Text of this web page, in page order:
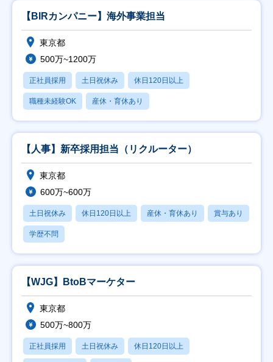
【BIRカンパニー】海外事業担当
東京都
500万~1200万
正社員採用 土日祝休み 休日120日以上
職種未経験OK 産休・育休あり
【人事】新卒採用担当（リクルーター）
東京都
600万~600万
土日祝休み 休日120日以上 産休・育休あり 賞与あり
学歴不問
【WJG】BtoBマーケター
東京都
500万~800万
正社員採用 土日祝休み 休日120日以上